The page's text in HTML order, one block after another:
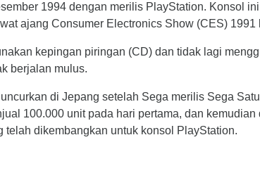
1994 dengan merilis PlayStation. Konsol
ajang Consumer Electronics Show (CES)
kepingan piringan (CD) dan tidak lagi
berjalan mulus.
di Jepang setelah Sega merilis Sega
100.000 unit pada hari pertama, dan
dikembangkan untuk konsol PlayStation.